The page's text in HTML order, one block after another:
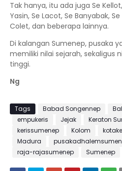
Tak hanya, itu ada juga Se
Yasin, Se Lacot, Se Banyabak,
Colet, dan beberapa lainnya.
Di kalangan Sumenep, pusaka
memiliki nilai sejarah, sekaligus
tinggi.
Ng
Tags Babad Songennep
empukeris
Jejak Keraton
kerissumenep
Kolom
Madura
raja-rajasumenep
Sumenep